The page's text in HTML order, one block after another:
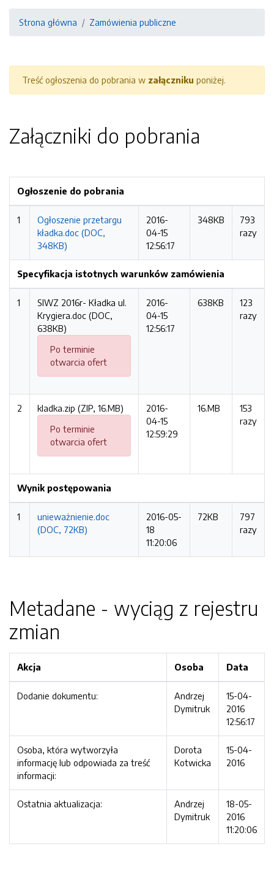
Strona główna Zamówienia publiczne
Treść ogłoszenia do pobrania w załączniku poniżej.
Załączniki do pobrania
Ogłoszenie do pobrania
1
Ogłoszenie przetargu
kładka.doc (DOC,
348KB)
2016-
04-15
12:56:17
348KB
793
razy
Specyfikacja istotnych warunków zamówienia
1
SIWZ 2016r- Kładka ul.
Krygiera.doc (DOC,
638KB)
Po terminie
otwarcia ofert
2016-
04-15
12:56:17
638KB
123
razy
2
kladka.zip (ZIP, 16.MB)
Po terminie
otwarcia ofert
2016-
04-15
12:59:29
16.MB
153
razy
Wynik postępowania
1
unieważnienie.doc
(DOC, 72KB)
2016-05-
18
11:20:06
72KB
797
razy
Metadane - wyciąg z rejestru
zmian
Akcja Osoba Data
Dodanie dokumentu:
Andrzej
Dymitruk
15-04-
2016
12:56:17
Osoba, która wytworzyła
informację lub odpowiada za treść
informacji:
Dorota
Kotwicka
15-04-
2016
Ostatnia aktualizacja:
Andrzej
Dymitruk
18-05-
2016
11:20:06